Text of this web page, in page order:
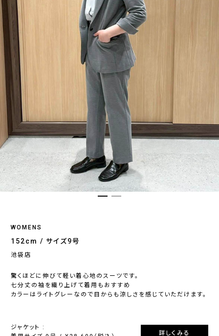
WOMENS
152cm / サイズ9号
池袋店
驚くほどに伸びて軽い着心地のスーツです。
七分丈の袖を織り上げて着用もおすすめ
カラーはライトグレーなので目からも涼しさを感じていただけます。
ジャケット :
詳しくみる